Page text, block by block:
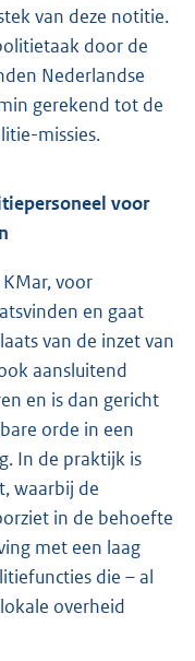
van deze notitie.
door de
Nederlandse
gerekend tot de
missies.
voor
voor
en gaat
van de inzet van
aansluitend
en is dan gericht
orde in een
In de praktijk is
waarbij de
in de behoefte
met een laag
die – al
overheid